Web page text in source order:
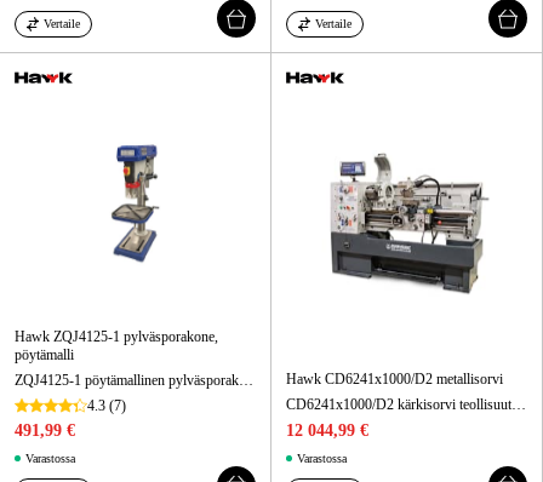
Vertaile Vertaile
Hawk ZQJ4125-1 pylväsporakone,
pöytämalli
4.3 (7)
491,99 €
Varastossa
Hawk CD6241x1000/D2 metallisorvi
12 044,99 €
Varastossa